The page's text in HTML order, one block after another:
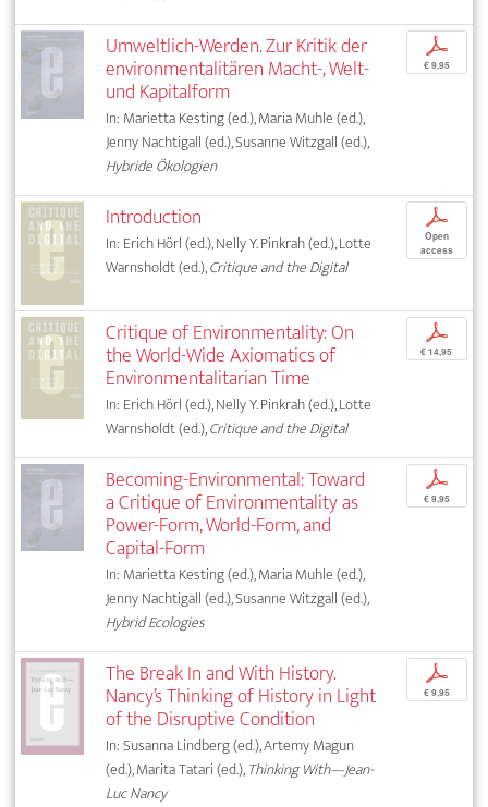
Umweltlich-Werden. Zur Kritik der
environmentalitären Macht-, Welt-
und Kapitalform
In: Marietta Kesting (ed.), Maria Muhle (ed.),
Jenny Nachtigall (ed.), Susanne Witzgall (ed.),
Hybride Ökologien
p
€ 9,95
Introduction
In: Erich Hörl (ed.), Nelly Y. Pinkrah (ed.), Lotte
Warnsholdt (ed.),Critique and the Digital
p
Open
access
Critique of Environmentality: On
the World-Wide Axiomatics of
Environmentalitarian Time
In: Erich Hörl (ed.), Nelly Y. Pinkrah (ed.), Lotte
Warnsholdt (ed.),Critique and the Digital
p
€ 14,95
Becoming-Environmental: Toward
a Critique of Environmentality as
Power-Form, World-Form, and
Capital-Form
In: Marietta Kesting (ed.), Maria Muhle (ed.),
Jenny Nachtigall (ed.), Susanne Witzgall (ed.),
Hybrid Ecologies
p
€ 9,95
The Break In and With History.
Nancy’s Thinking of History in Light
of the Disruptive Condition
In: Susanna Lindberg (ed.), Artemy Magun
(ed.), Marita Tatari (ed.),Thinking With—Jean-
Luc Nancy
p
€ 9,95